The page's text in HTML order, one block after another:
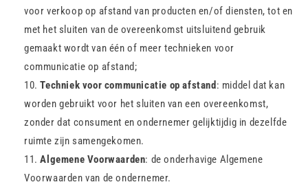
voor verkoop op afstand van producten en/of diensten, tot en
met het sluiten van de overeenkomst uitsluitend gebruik
gemaakt wordt van één of meer technieken voor
communicatie op afstand;
Techniek voor communicatie op afstand : middel dat kan
worden gebruikt voor het sluiten van een overeenkomst,
zonder dat consument en ondernemer gelijktijdig in dezelfde
ruimte zijn samengekomen.
Algemene Voorwaarden: de onderhavige Algemene
Voorwaarden van de ondernemer.